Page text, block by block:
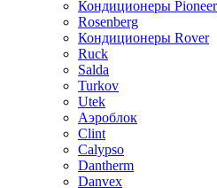
Кондиционеры Pioneer
Rosenberg
Кондиционеры Rover
Ruck
Salda
Turkov
Utek
Аэроблок
Clint
Calypso
Dantherm
Danvex